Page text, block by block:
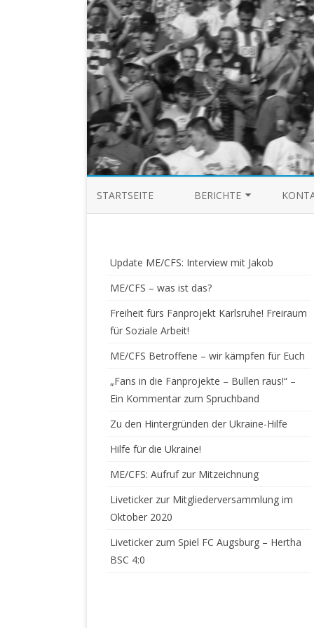
STARTSEITE BERICHTE
SAISON 05/06
SAISON 06/07
SAISON 09/10
SAISON 10/11
SAISON 14/15
Update ME/CFS: Interview mit Jakob
ME/CFS – was ist das?
Freiheit fürs Fanprojekt Karlsruhe! Freiraum
für Soziale Arbeit!
ME/CFS Betroffene – wir kämpfen für Euch
„Fans in die Fanprojekte – Bullen raus!“ –
Ein Kommentar zum Spruchband
Zu den Hintergründen der Ukraine-Hilfe
Hilfe für die Ukraine!
ME/CFS: Aufruf zur Mitzeichnung
Liveticker zur Mitgliederversammlung im
Oktober 2020
Liveticker zum Spiel FC Augsburg – Hertha
BSC 4:0